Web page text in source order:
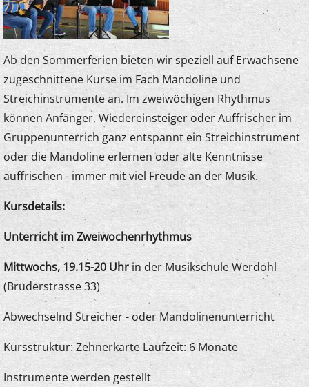
Ab den Sommerferien bieten wir speziell auf Erwachsene
zugeschnittene Kurse im Fach Mandoline und
Streichinstrumente an. Im zweiwöchigen Rhythmus
können Anfänger, Wiedereinsteiger oder Auffrischer im
Gruppenunterrich ganz entspannt ein Streichinstrument
oder die Mandoline erlernen oder alte Kenntnisse
auffrischen - immer mit viel Freude an der Musik.
Kursdetails:
Unterricht im Zweiwochenrhythmus
Mittwochs, 19.15-20 Uhrin der Musikschule Werdohl
(Brüderstrasse 33)
Abwechselnd Streicher - oder Mandolinenunterricht
Kursstruktur: Zehnerkarte Laufzeit: 6 Monate
Instrumente werden gestellt